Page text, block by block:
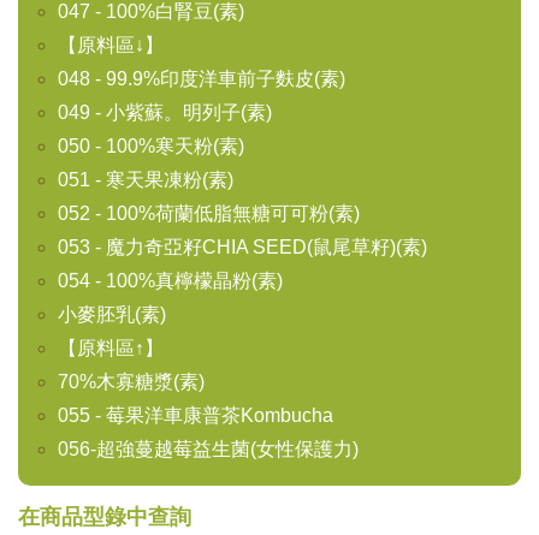
047 - 100%白腎豆(素)
【原料區↓】
048 - 99.9%印度洋車前子麩皮(素)
049 - 小紫蘇。明列子(素)
050 - 100%寒天粉(素)
051 - 寒天果凍粉(素)
052 - 100%荷蘭低脂無糖可可粉(素)
053 - 魔力奇亞籽CHIA SEED(鼠尾草籽)(素)
054 - 100%真檸檬晶粉(素)
小麥胚乳(素)
【原料區↑】
70%木寡糖漿(素)
055 - 莓果洋車康普茶Kombucha
056-超強蔓越莓益生菌(女性保護力)
在商品型錄中查詢